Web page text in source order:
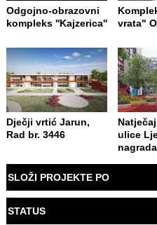
Odgojno-obrazovni
kompleks ''Kajzerica''
vrata"
Dječji vrtić Jarun,
Rad br. 3446
ulice
nagrada
SLOŽI PROJEKTE PO
STATUS